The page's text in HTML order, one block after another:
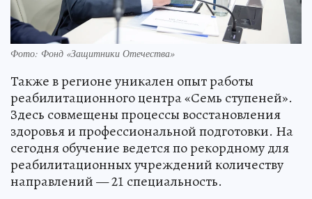
Фото: Фонд «Защитники Отечества»
Также в регионе уникален опыт работы
реабилитационного центра «Семь ступеней».
Здесь совмещены процессы восстановления
здоровья и профессиональной подготовки. На
сегодня обучение ведется по рекордному для
реабилитационных учреждений количеству
направлений — 21 специальность.